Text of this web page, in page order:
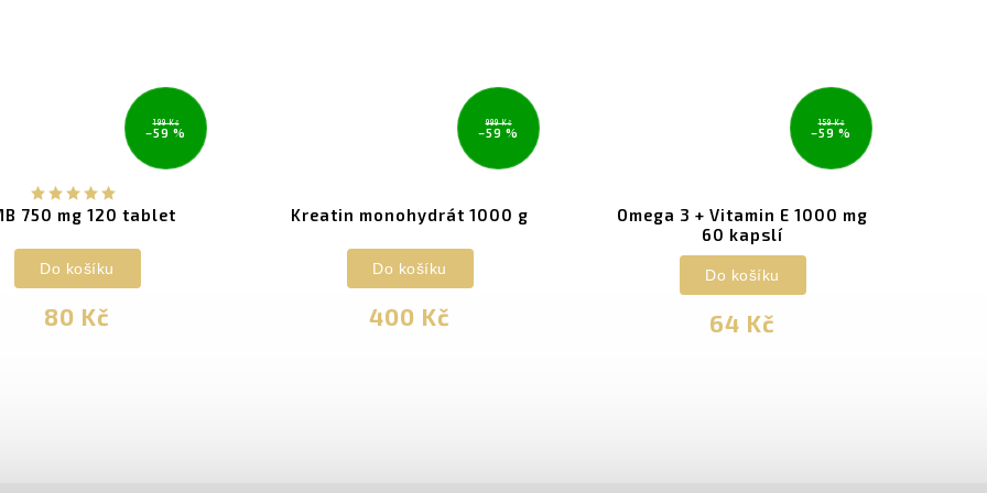
199 Kč
–59 %
750 mg 120 tablet
80 Kč
Do košíku
999 Kč
–59 %
Kreatin monohydrát 1000 g
400 Kč
Do košíku
159 Kč
–59 %
Omega 3 + Vitamin E 1000 mg
60 kapslí
64 Kč
Do košíku